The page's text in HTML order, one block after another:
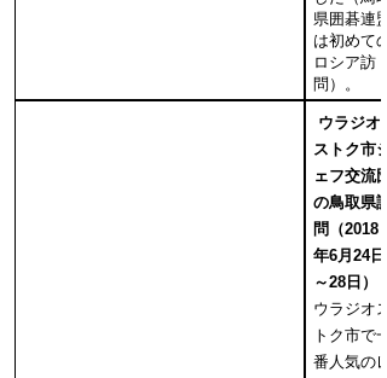
県囲碁連盟
は初めての
ロシア訪
問）。
ウラジオ
ストク市シ
ェフ交流団
の鳥取県訪
問（2018
年6月24日
～28日）
ウラジオス
トク市で一
番人気のレ